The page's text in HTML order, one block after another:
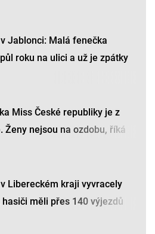
Jablonci: Malá fenečka
roku na ulici a už je zpátky
Miss České republiky je z
Ženy nejsou na ozdobu, říká
Libereckém kraji vyvracely
hasiči měli přes 140 výjezdů